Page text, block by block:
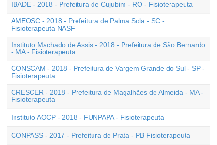
IBADE - 2018 - Prefeitura de Cujubim - RO - Fisioterapeuta
AMEOSC - 2018 - Prefeitura de Palma Sola - SC -
Fisioterapeuta NASF
Instituto Machado de Assis - 2018 - Prefeitura de São Bernardo
- MA - Fisioterapeuta
CONSCAM - 2018 - Prefeitura de Vargem Grande do Sul - SP -
Fisioterapeuta
CRESCER - 2018 - Prefeitura de Magalhães de Almeida - MA -
Fisioterapeuta
Instituto AOCP - 2018 - FUNPAPA - Fisioterapeuta
CONPASS - 2017 - Prefeitura de Prata - PB Fisioterapeuta